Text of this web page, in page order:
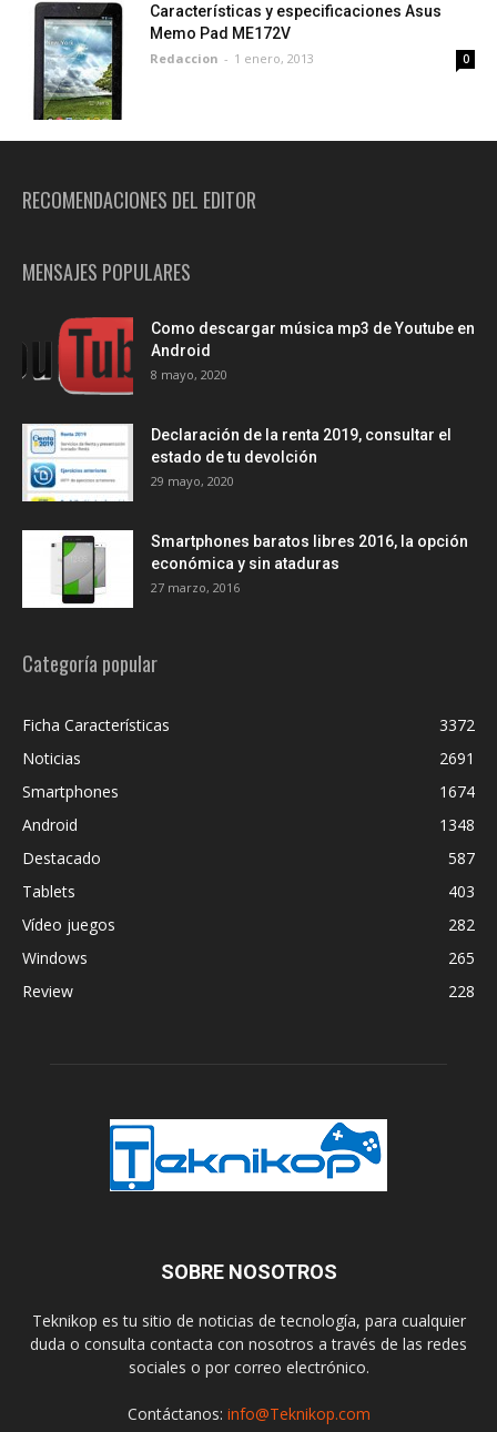
Características y especificaciones Asus
Memo Pad ME172V
Redaccion - 1 enero, 2013 0
RECOMENDACIONES DEL EDITOR
MENSAJES POPULARES
Como descargar música mp3 de Youtube en
Android
8 mayo, 2020
Declaración de la renta 2019, consultar el
estado de tu devolción
29 mayo, 2020
Smartphones baratos libres 2016, la opción
económica y sin ataduras
27 marzo, 2016
Categoría popular
Ficha Características
3372
Noticias
2691
Smartphones
1674
Android
1348
Destacado
587
Tablets
403
Vídeo juegos
282
Windows
265
Review
228
SOBRE NOSOTROS
Teknikop es tu sitio de noticias de tecnología, para cualquier
duda o consulta contacta con nosotros a través de las redes
sociales o por correo electrónico.
Contáctanos: info@Teknikop.com